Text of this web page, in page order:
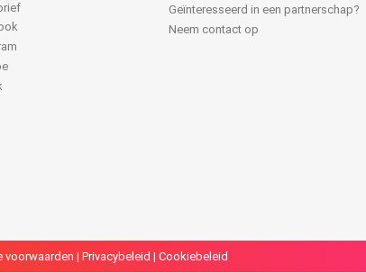
Geïnteresseerd in een partnerschap?
Neem contact op
voorwaarden | Privacybeleid | Cookiebeleid